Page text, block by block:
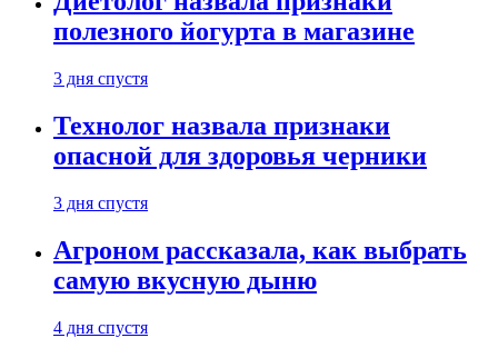
полезного йогурта в магазине
3 дня спустя
Технолог назвала признаки
опасной для здоровья черники
3 дня спустя
Агроном рассказала, как выбрать
самую вкусную дыню
4 дня спустя